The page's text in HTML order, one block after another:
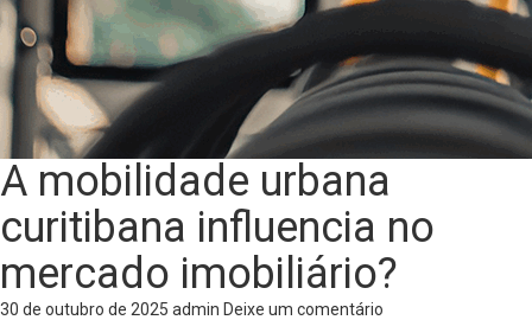
A mobilidade urbana
curitibana influencia no
mercado imobiliário?
30 de outubro de 2025 admin Deixe um comentário